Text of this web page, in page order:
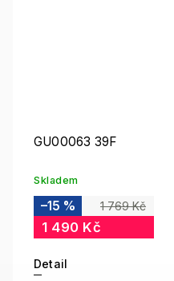
GU00063 39F
Skladem
1 769 Kč
–15 %
1 490 Kč
Detail